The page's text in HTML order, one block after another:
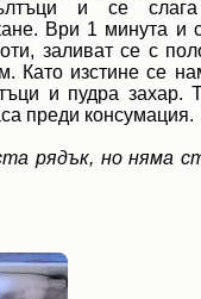
и се
Ври 1 минута и
заливат се с
Като изстине се
и пудра захар.
преди консумация.
рядък, но няма